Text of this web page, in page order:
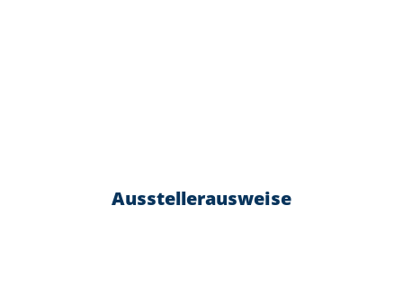
Ausstellerausweise